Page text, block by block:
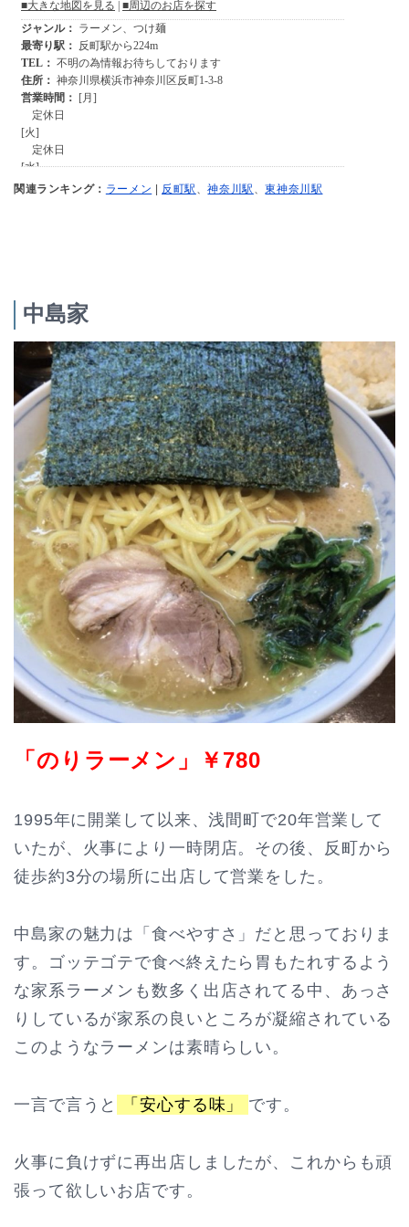
関連ランキング： ラーメン 反町駅 、神奈川駅 、東神奈川駅
中島家
「のりラーメン」￥780
1995年に開業して以来、浅間町で20年営業して
いたが、火事により一時閉店。その後、反町から
徒歩約3分の場所に出店して営業をした。
中島家の魅力は「食べやすさ」だと思っておりま
す。ゴッテゴテで食べ終えたら胃もたれするよう
な家系ラーメンも数多く出店されてる中、あっさ
りしているが家系の良いところが凝縮されている
このようなラーメンは素晴らしい。
一言で言うと 「安心する味」 です。
火事に負けずに再出店しましたが、これからも頑
張って欲しいお店です。